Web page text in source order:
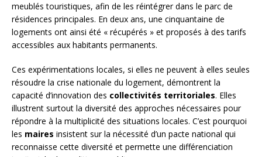
meublés touristiques, afin de les réintégrer dans le parc de
résidences principales. En deux ans, une cinquantaine de
logements ont ainsi été « récupérés » et proposés à des tarifs
accessibles aux habitants permanents.
Ces expérimentations locales, si elles ne peuvent à elles seules
résoudre la crise nationale du logement, démontrent la
capacité d’innovation des collectivités territoriales. Elles
illustrent surtout la diversité des approches nécessaires pour
répondre à la multiplicité des situations locales. C’est pourquoi
les maires insistent sur la nécessité d’un pacte national qui
reconnaisse cette diversité et permette une différenciation